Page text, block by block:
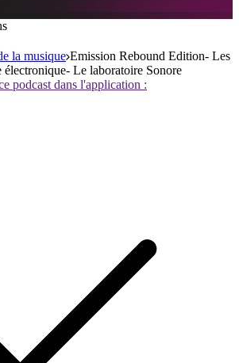
la musique Emission Rebound Edition- Les
électronique- Le laboratoire Sonore
podcast dans l'application :